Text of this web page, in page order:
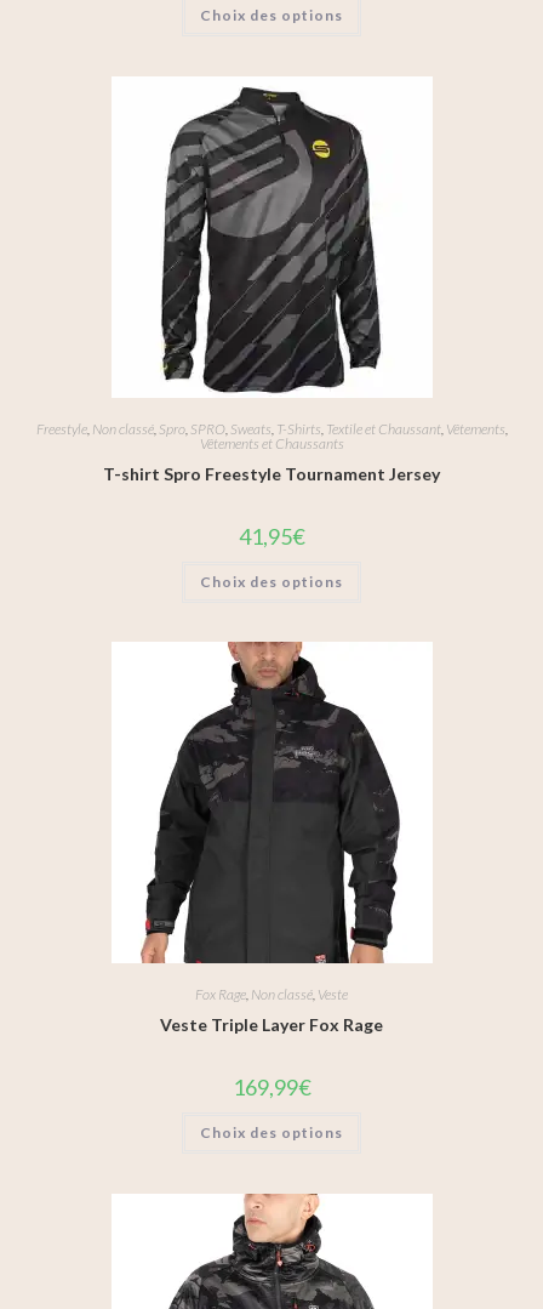
Choix des options
Freestyle, Non classé, Spro, SPRO, Sweats T-Shirts Textile et Chaussant, Vêtements
Vêtements et Chaussants
T-shirt Spro Freestyle Tournament Jersey
41,95€
Choix des options
Fox Rage, Non classé, Veste
Veste Triple Layer Fox Rage
169,99€
Choix des options